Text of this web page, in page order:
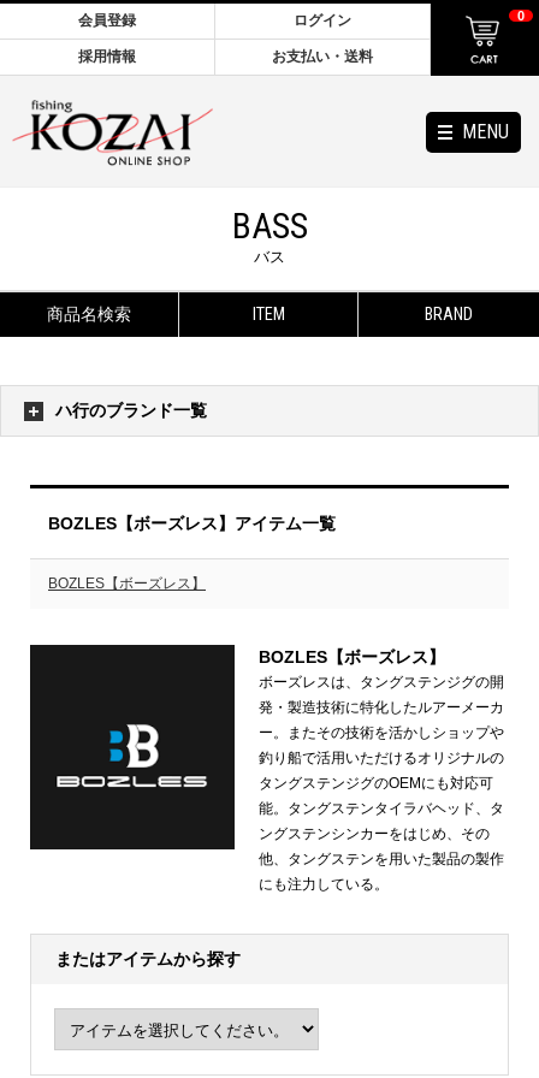
MENU
会員登録 ログイン
採用情報 お支払い・送料
0
BASS
バス
商品名検索 ITEM BRAND
ハ行のブランド一覧
BOZLES【ボーズレス】アイテム一覧
BOZLES【ボーズレス】
BOZLES【ボーズレス】
ボーズレスは、タングステンジグの開
発・製造技術に特化したルアーメーカ
ー。またその技術を活かしショップや
釣り船で活用いただけるオリジナルの
タングステンジグのOEMにも対応可
能。タングステンタイラバヘッド、タ
ングステンシンカーをはじめ、その
他、タングステンを用いた製品の製作
にも注力している。
またはアイテムから探す